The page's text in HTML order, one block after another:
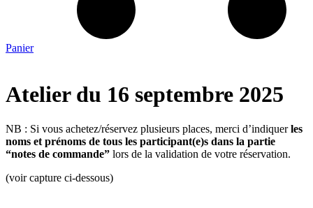
Panier
Atelier du 16 septembre 2025
NB : Si vous achetez/réservez plusieurs places, merci d’indiquerles
noms et prénoms de tous les participant(e)s dans la partie
“notes de commande” lors de la validation de votre réservation.
(voir capture ci-dessous)